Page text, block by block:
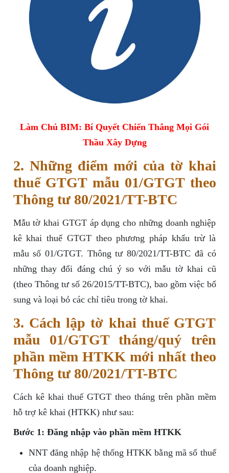
Làm Chủ BIM: Bí Quyết Chiến Thắng Mọi Gói
Thầu Xây Dựng
2. Những điểm mới của tờ khai
thuế GTGT mẫu 01/GTGT theo
Thông tư 80/2021/TT-BTC
Mẫu tờ khai GTGT áp dụng cho những doanh nghiệp
kê khai thuế GTGT theo phương pháp khấu trừ là
mẫu số 01/GTGT. Thông tư 80/2021/TT-BTC đã có
những thay đổi đáng chú ý so với mẫu tờ khai cũ
(theo Thông tư số 26/2015/TT-BTC), bao gồm việc bổ
sung và loại bỏ các chỉ tiêu trong tờ khai.
3. Cách lập tờ khai thuế GTGT
mẫu 01/GTGT tháng/quý trên
phần mềm HTKK mới nhất theo
Thông tư 80/2021/TT-BTC
Cách kê khai thuế GTGT theo tháng trên phần mềm
hỗ trợ kê khai (HTKK) như sau:
Bước 1: Đăng nhập vào phần mềm HTKK
NNT đăng nhập hệ thống HTKK bằng mã số thuế
của doanh nghiệp.